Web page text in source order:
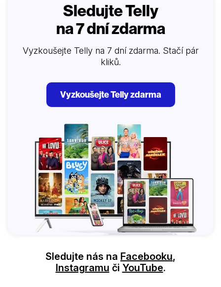
Sledujte Telly
na 7 dní zdarma
Vyzkoušejte Telly na 7 dní zdarma. Stačí pár
kliků.
Vyzkoušejte Telly zdarma
Sledujte nás na Facebooku,
Instagramu či YouTube.